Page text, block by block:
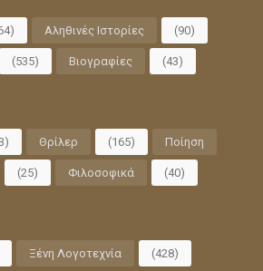
Αληθινές Ιστορίες (90)
(535) Βιογραφίες (43)
Θρίλερ (165) Ποίηση
(25) Φιλοσοφικά (40)
Ξένη Λογοτεχνία (428)